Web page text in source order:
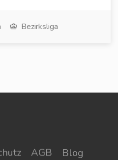
Bezirksliga
AGB
Blog